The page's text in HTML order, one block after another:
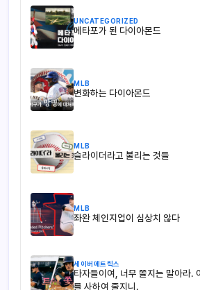
UNCATEGORIZED
메타포가 된 다이아몬드
MLB
변화하는 다이아몬드
MLB
슬라이더라고 불리는 것들
MLB
좌완 체인지업이 심상치 않다
세이버메트릭스
타자들이여, 너무 쫄지는 말아라.
를 사하여 줄지니.